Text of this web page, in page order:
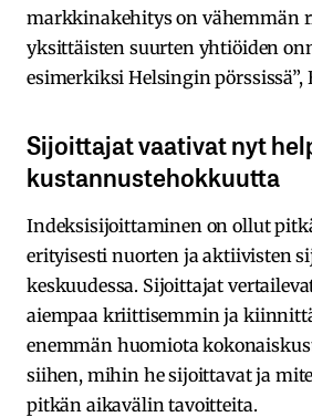
markkinakehitys on vähemmän
yksittäisten suurten yhtiöiden
esimerkiksi Helsingin pörssissä”,
Sijoittajat vaativat nyt
kustannustehokkuutta
Indeksisijoittaminen on ollut
erityisesti nuorten ja aktiivisten
keskuudessa. Sijoittajat
aiempaa kriittisemmin ja
enemmän huomiota
siihen, mihin he sijoittavat ja
pitkän aikavälin tavoitteita.